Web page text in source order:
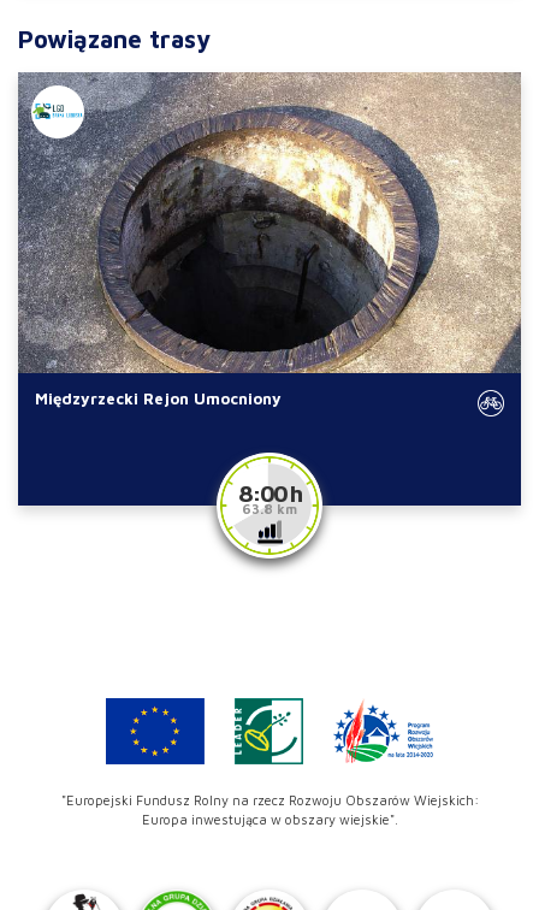
Powiązane trasy
Międzyrzecki Rejon Umocniony
8:00 h
63.8 km
"Europejski Fundusz Rolny na rzecz Rozwoju Obszarów Wiejskich:
Europa inwestująca w obszary wiejskie".